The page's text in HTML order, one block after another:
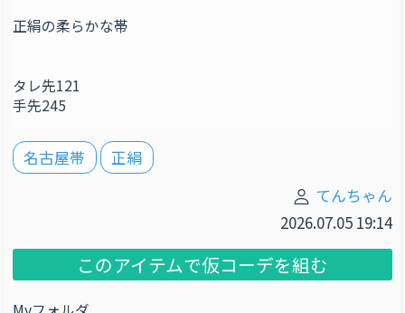
正絹の柔らかな帯
タレ先121
手先245
名古屋帯 正絹
てんちゃん
2026.07.05 19:14
このアイテムで仮コーデを組む